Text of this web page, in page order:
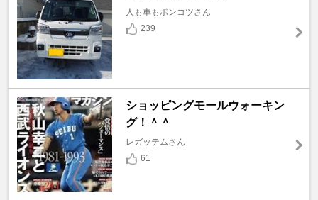
人も車もポンコツさん
239
ショッピングモールウォーキン
グ！＾＾
レガッテムさん
61